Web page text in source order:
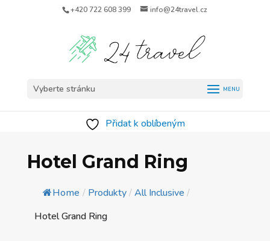
+420 722 608 399 info@24travel.cz
Vyberte stránku
Přidat k oblíbeným
Hotel Grand Ring
Home / Produkty/All Inclusive /
Hotel Grand Ring